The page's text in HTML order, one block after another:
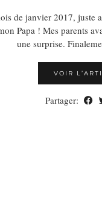
de janvier 2017, juste
Papa ! Mes parents
une surprise.
VOIR
Partager: